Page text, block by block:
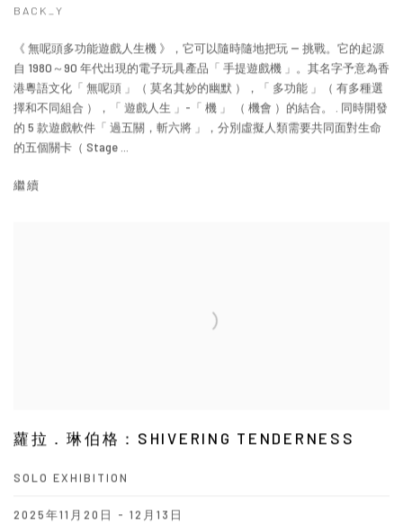
BACK_Y
《 無呢頭多功能遊戲人生機 》，它可以隨時隨地把玩 -- 挑戰。它的起源
自 1980～90 年代出現的電子玩具產品「 手提遊戲機 」。其名字予意為香
港粵語文化「 無呢頭 」（ 莫名其妙的幽默 ），「 多功能 」（ 有多種選
擇和不同組合 ），「 遊戲人生 」-「 機 」 （ 機會 ）的結合。 . 同時開發
的 5 款遊戲軟件「 過五關，斬六將 」，分別虛擬人類需要共同面對生命
的五個關卡（ Stage ...
繼續
蘿拉．琳伯格：SHIVERING TENDERNESS
SOLO EXHIBITION
2025年11月20日 - 12月13日